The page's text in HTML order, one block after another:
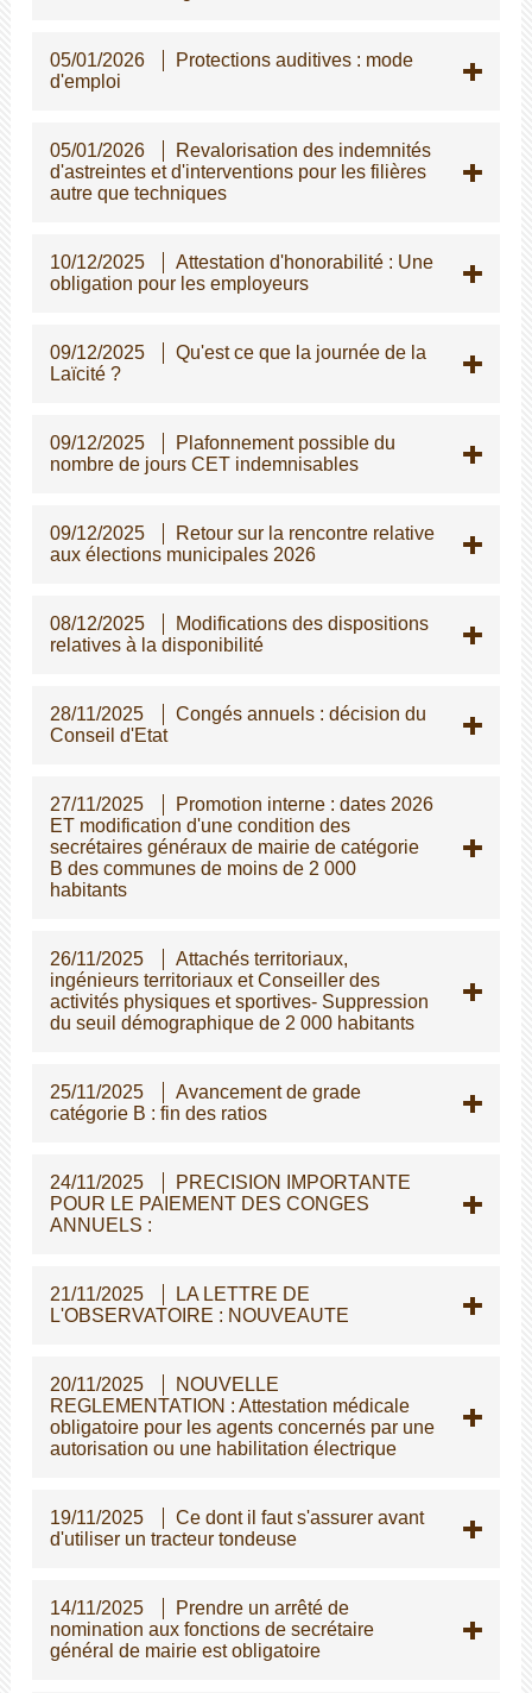
05/01/2026
Protections auditives : mode
d'emploi
05/01/2026
Revalorisation des indemnités
d'astreintes et d'interventions pour les filières
autre que techniques
10/12/2025
Attestation d'honorabilité : Une
obligation pour les employeurs
09/12/2025
Qu'est ce que la journée de la
Laïcité ?
09/12/2025
Plafonnement possible du
nombre de jours CET indemnisables
09/12/2025
Retour sur la rencontre relative
aux élections municipales 2026
08/12/2025
Modifications des dispositions
relatives à la disponibilité
28/11/2025
Congés annuels : décision du
Conseil d'Etat
27/11/2025
Promotion interne : dates 2026
ET modification d'une condition des
secrétaires généraux de mairie de catégorie
B des communes de moins de 2 000
habitants
26/11/2025
Attachés territoriaux,
ingénieurs territoriaux et Conseiller des
activités physiques et sportives- Suppression
du seuil démographique de 2 000 habitants
25/11/2025
Avancement de grade
catégorie B : fin des ratios
24/11/2025
PRECISION IMPORTANTE
POUR LE PAIEMENT DES CONGES
ANNUELS :
21/11/2025
LA LETTRE DE
L'OBSERVATOIRE : NOUVEAUTE
20/11/2025
NOUVELLE
REGLEMENTATION : Attestation médicale
obligatoire pour les agents concernés par une
autorisation ou une habilitation électrique
19/11/2025
Ce dont il faut s'assurer avant
d'utiliser un tracteur tondeuse
14/11/2025
Prendre un arrêté de
nomination aux fonctions de secrétaire
général de mairie est obligatoire